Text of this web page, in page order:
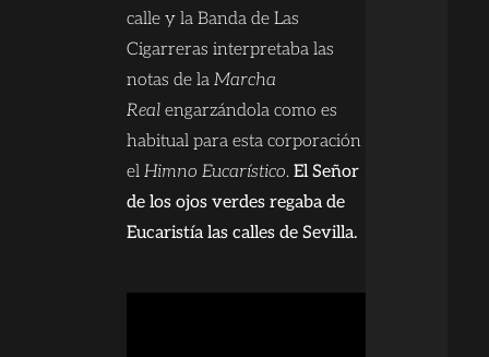
calle y la Banda de Las
Cigarreras interpretaba las
notas de la Marcha
Realengarzándola como es
habitual para esta corporación
el Himno Eucarístico. El Señor
de los ojos verdes regaba de
Eucaristía las calles de Sevilla.